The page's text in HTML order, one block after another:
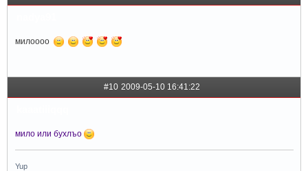
милоооо
#10 2009-05-10 16:41:22
мило или бухлъо
Yup